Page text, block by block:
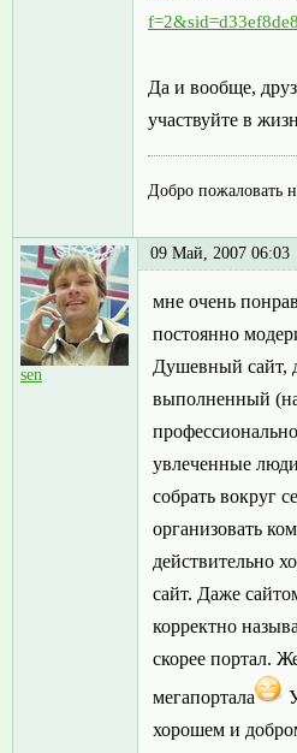
Да и вообще,
участвуйте в
Добро пожаловать
sen
09 Май, 2007 06:03
мне очень
постоянно
Душевный сайт,
выполненный
увлеченные
собрать вокруг
организовать
действительно
сайт. Даже
корректно
скорее портал.
мегапортала
хорошем и